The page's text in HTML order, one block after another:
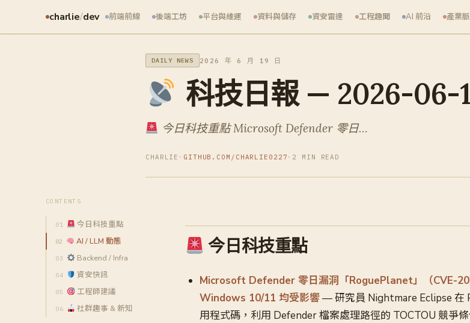
charlie/dev 前端前線 後端工坊 平台與維運 資料與儲存 資安雷達 工程趣聞 AI 前沿 產業
DAILY NEWS 2026 年 6 月 19 日
科技日報 — 2026-06-
今日科技重點 Microsoft Defender 零日…
CHARLIE · GITHUB.COM/CHARLIE0227 · 2 MIN READ
CONTENTS
今日科技重點
AI / LLM 動態
Backend / Infra
資安快訊
工程師建議
社群趣事 & 新知
今日科技重點
Microsoft Defender 零日漏洞「RoguePlanet」（CVE-
Windows 10/11 均受影響— 研究員 Nightmare Eclipse 在
用程式碼，利用 Defender 檔案處理路徑的 TOCTOU 競爭